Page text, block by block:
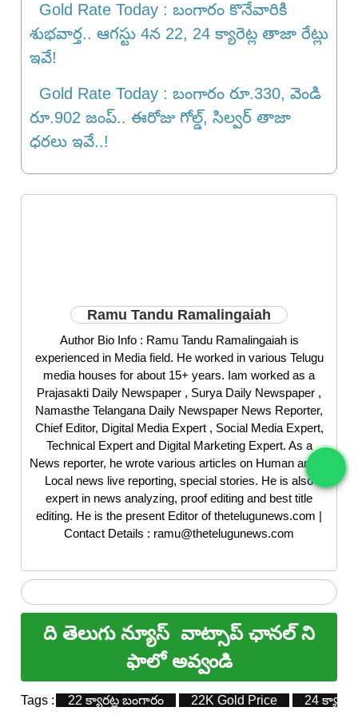
Gold Rate Today : బంగారం కొనేవారికి
శుభవార్త.. ఆగస్టు 4న 22, 24 క్యారెట్ల తాజా రేట్లు
ఇవే!
Gold Rate Today : బంగారం రూ.330, వెండి
రూ.902 జంప్.. ఈరోజు గోల్డ్, సిల్వర్ తాజా
ధరలు ఇవే..!
Ramu Tandu Ramalingaiah
Author Bio Info : Ramu Tandu Ramalingaiah is
experienced in Media field. He worked in various Telugu
media houses for about 15+ years. Iam worked as a
Prajasakti Daily Newspaper , Surya Daily Newspaper ,
Namasthe Telangana Daily Newspaper News Reporter,
Chief Editor, Digital Media Expert , Social Media Expert,
Technical Expert and Digital Marketing Expert. As a
News reporter, he wrote various articles on Human angle,
Local news live reporting, special stories. He is also
expert in news analyzing, proof editing and best title
editing. He is the present Editor of thetelugunews.com |
Contact Details : ramu@thetelugunews.com
ది తెలుగు న్యూస్ వాట్సాప్ ఛానల్ ని
ఫాలో అవ్వండి
Tags : 22 క్యారట్ల బంగారం 22K Gold Price 24